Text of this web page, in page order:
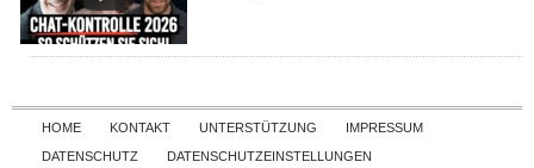
Skip to content
HOME KONTAKT UNTERSTÜTZUNG
IMPRESSUM
DATENSCHUTZ
DATENSCHUTZEINSTELLUNGEN